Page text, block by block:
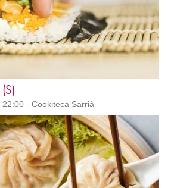
- Cookiteca Sarrià